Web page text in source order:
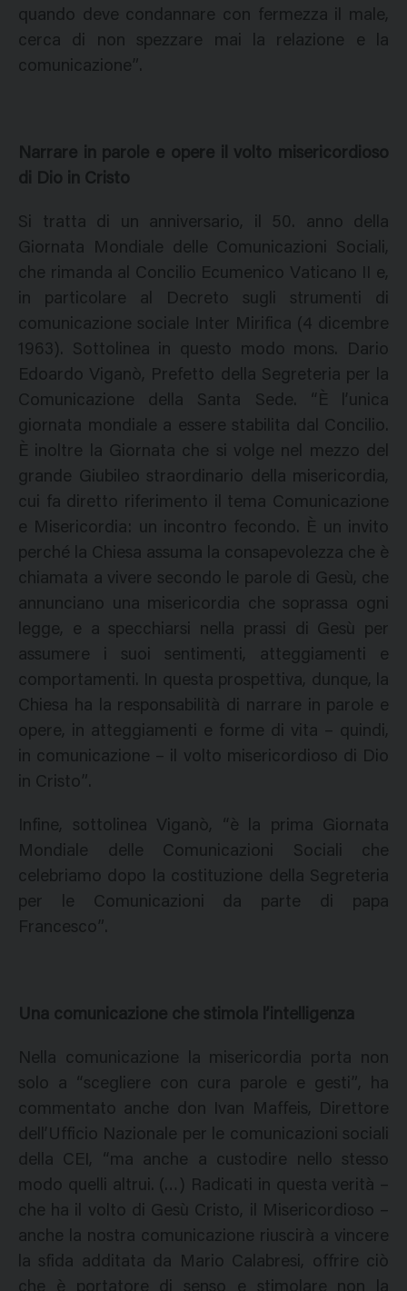
quando deve condannare con fermezza il male,
cerca di non spezzare mai la relazione e la
comunicazione”.
Narrare in parole e opere il volto misericordioso
di Dio in Cristo
Si tratta di un anniversario, il 50. anno della
Giornata Mondiale delle Comunicazioni Sociali,
che rimanda al Concilio Ecumenico Vaticano II e,
in particolare al Decreto sugli strumenti di
comunicazione sociale Inter Mirifica (4 dicembre
1963). Sottolinea in questo modo mons. Dario
Edoardo Viganò, Prefetto della Segreteria per la
Comunicazione della Santa Sede. “È l’unica
giornata mondiale a essere stabilita dal Concilio.
È inoltre la Giornata che si volge nel mezzo del
grande Giubileo straordinario della misericordia,
cui fa diretto riferimento il tema Comunicazione
e Misericordia: un incontro fecondo. È un invito
perché la Chiesa assuma la consapevolezza che è
chiamata a vivere secondo le parole di Gesù, che
annunciano una misericordia che soprassa ogni
legge, e a specchiarsi nella prassi di Gesù per
assumere i suoi sentimenti, atteggiamenti e
comportamenti. In questa prospettiva, dunque, la
Chiesa ha la responsabilità di narrare in parole e
opere, in atteggiamenti e forme di vita – quindi,
in comunicazione – il volto misericordioso di Dio
in Cristo”.
Infine, sottolinea Viganò, “è la prima Giornata
Mondiale delle Comunicazioni Sociali che
celebriamo dopo la costituzione della Segreteria
per le Comunicazioni da parte di papa
Francesco”.
Una comunicazione che stimola l’intelligenza
Nella comunicazione la misericordia porta non
solo a “scegliere con cura parole e gesti”, ha
commentato anche don Ivan Maffeis, Direttore
dell’Ufficio Nazionale per le comunicazioni sociali
della CEI, “ma anche a custodire nello stesso
modo quelli altrui. (…) Radicati in questa verità –
che ha il volto di Gesù Cristo, il Misericordioso –
anche la nostra comunicazione riuscirà a vincere
la sfida additata da Mario Calabresi, offrire ciò